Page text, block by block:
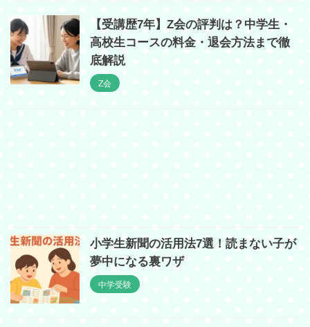
【受講歴7年】Z会の評判は？中学生・
高校生コースの料金・退会方法まで徹
底解説
Z会
小学生新聞の活用法7選！読まない子が
夢中になる裏ワザ
中学受験